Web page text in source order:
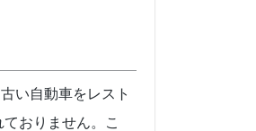
い自動車をレスト
おりません。こ